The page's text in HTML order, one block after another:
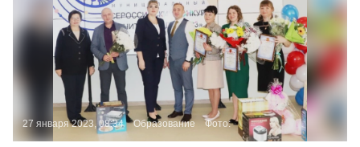
27 января 2023, 08:34 Образование Фото: